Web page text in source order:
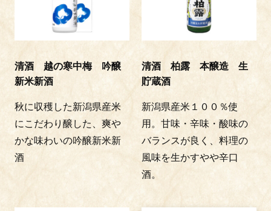
清酒 越の寒中梅 吟醸
新米新酒
秋に収穫した新潟県産米
にこだわり醸した、爽や
かな味わいの吟醸新米新
酒
清酒 柏露 本醸造 生
貯蔵酒
新潟県産米１００％使
用。甘味・辛味・酸味の
バランスが良く、料理の
風味を生かすやや辛口
酒。